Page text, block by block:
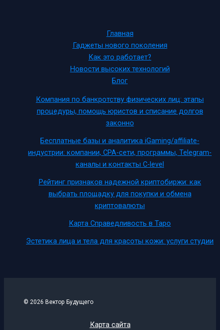
Главная
Гаджеты нового поколения
Как это работает?
Новости высоких технологий
Блог
Компания по банкротству физических лиц: этапы
процедуры, помощь юристов и списание долгов
законно
Бесплатные базы и аналитика iGaming/affiliate-
индустрии: компании, CPA-сети, программы, Telegram-
каналы и контакты C-level
Рейтинг признаков надежной криптобиржи: как
выбрать площадку для покупки и обмена
криптовалюты
Карта Справедливость в Таро
Эстетика лица и тела для красоты кожи: услуги студии
© 2026 Вектор Будущего
Карта сайта